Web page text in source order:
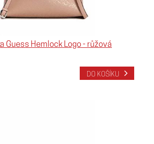
Guess Hemlock Logo - růžová
DO KOŠÍKU